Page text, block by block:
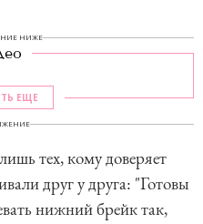
НИЖЕ
ЕЩЕ
тех, кому доверяет
друг у друга: "Готовы
нижний брейк так,